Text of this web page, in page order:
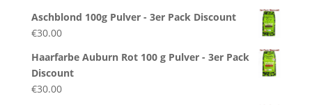
Aschblond 100g Pulver - 3er Pack Discount
€30.00
Haarfarbe Auburn Rot 100 g Pulver - 3er Pack
Discount
€30.00